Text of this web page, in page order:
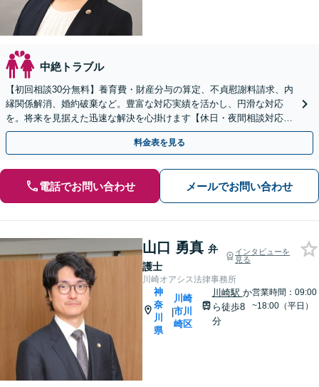
中絶トラブル
【初回相談30分無料】養育費・財産分与の算定、不貞慰謝料請求、内
縁関係解消、婚約破棄など。豊富な対応実績を活かし、円滑な対応
を。将来を見据えた迅速な解決を心掛けます【休日・夜間相談対応
（要予約）】【日本大通り駅3分】
料金表を見る
電話でお問い合わせ メールでお問い合わせ
山口 勇真 弁
護士
インタビューを
見る
川崎オアシス法律事務所
神
奈
川
県
|
川崎
市川
崎区
川崎駅 か
ら徒歩8
分
営業時間：09:00
~18:00（平日）